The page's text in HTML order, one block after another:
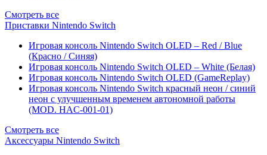
Смотреть все
Приставки Nintendo Switch
Игровая консоль Nintendo Switch OLED – Red / Blue
(Красно / Синяя)
Игровая консоль Nintendo Switch OLED – White (Белая)
Игровая консоль Nintendo Switch OLED (GameReplay)
Игровая консоль Nintendo Switch красный неон / синий
неон с улучшенным временем автономной работы
(MOD. HAC-001-01)
Смотреть все
Аксессуары Nintendo Switch